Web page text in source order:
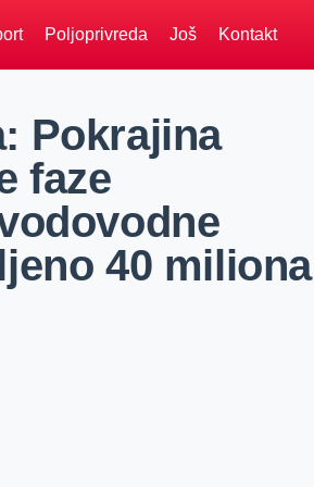
Poljoprivreda Još Kontakt
Pokrajina
faze
40 miliona